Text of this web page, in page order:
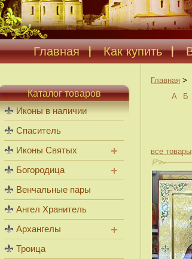
Главная Как купить
Главная >
А
Б
все товары
Каталог товаров
Иконы в наличии
Спаситель
Иконы Святых
Богородица
Венчальные пары
Ангел Хранитель
Архангелы
Троица